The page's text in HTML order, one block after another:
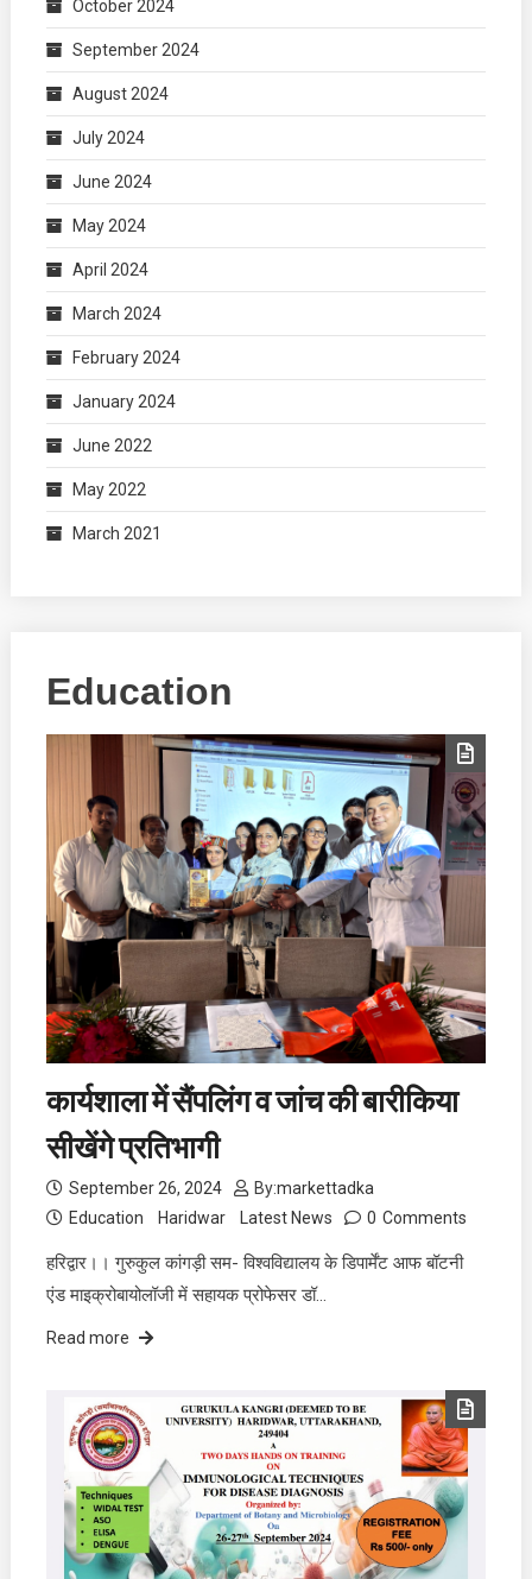
October 2024
September 2024
August 2024
July 2024
June 2024
May 2024
April 2024
March 2024
February 2024
January 2024
June 2022
May 2022
March 2021
Education
कार्यशाला में सैंपलिंग व जांच की बारीकिया
सीखेंगे प्रतिभागी
September 26, 2024 By:markettadka
Education
Haridwar Latest News 0 Comments
हरिद्वार।। गुरुकुल कांगड़ी सम- विश्वविद्यालय के डिपार्मेंट आफ बॉटनी
एंड माइक्रोबायोलॉजी में सहायक प्रोफेसर डॉ…
Read more